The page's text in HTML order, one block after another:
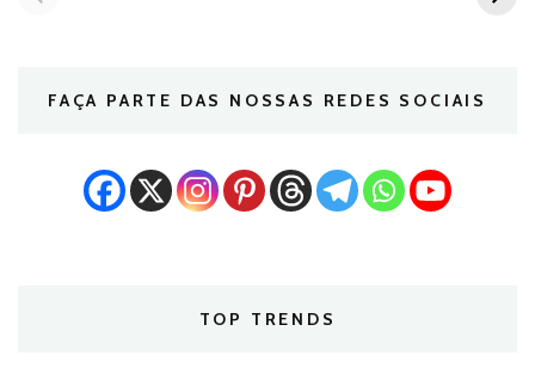
FAÇA PARTE DAS NOSSAS REDES SOCIAIS
TOP TRENDS